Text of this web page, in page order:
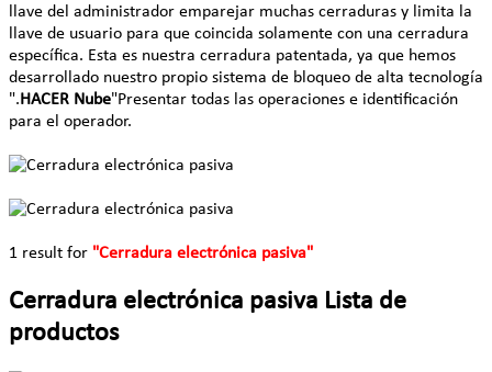
llave del administrador emparejar muchas cerraduras y limita la
llave de usuario para que coincida solamente con una cerradura
específica. Esta es nuestra cerradura patentada, ya que hemos
desarrollado nuestro propio sistema de bloqueo de alta tecnología
".HACER Nube"Presentar todas las operaciones e identificación
para el operador.
1 result for "Cerradura electrónica pasiva"
Cerradura electrónica pasiva Lista de
productos